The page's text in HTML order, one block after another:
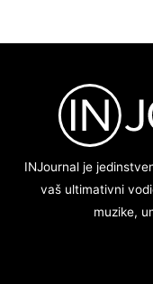
INJournal je
vaš ultimativni
muzike,